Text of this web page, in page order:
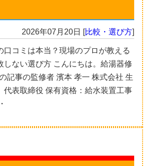
2026年07月20日 [比較・選び方]
口コミは本当？現場のプロが教える
しない選び方 こんにちは。給湯器修
記事の監修者 濱本 孝一 株式会社 生
表取締役 保有資格：給水装置工事